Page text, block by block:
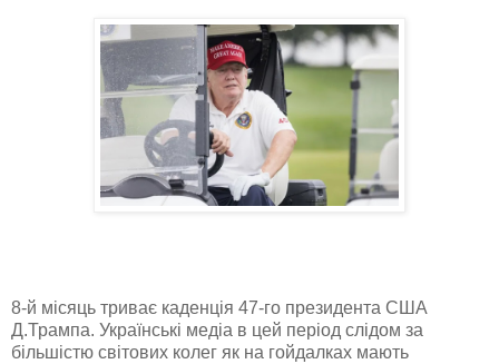
8-й місяць триває каденція 47-го президента США
Д.Трампа. Українські медіа в цей період слідом за
більшістю світових колег як на гойдалках мають